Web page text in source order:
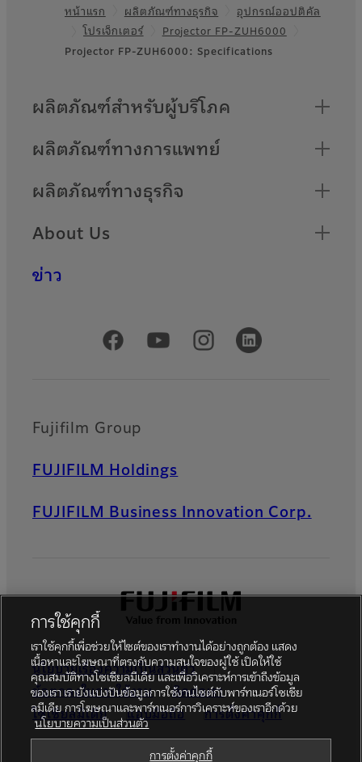
หน้าแรก ผลิตภัณฑ์ทางธุรกิจ
อุปกรณ์ออปติคัล
โปรเจ็กเตอร์
Projector FP-ZUH6000
Projector FP-ZUH6000: Specifications
Quick Links
ผลิตภัณฑ์สำหรับผู้บริโภค
ผลิตภัณฑ์ทางการแพทย์
ผลิตภัณฑ์ทางธุรกิจ
About Us
ข่าว
Official Social Media Accounts
Fujifilm Group
FUJIFILM Holdings
FUJIFILM Business Innovation Corp.
นโยบายเรื่องความเป็นส่วนตัว
ข้อตกลงในการใช้งาน
ติดต่อเรา
โซเชียลมีเดีย
แอปมือถือ
การตั้งค่าคุกกี้
การใช้คุกกี้
เราใช้คุกกี้เพื่อช่วยให้ไซต์ของเราทำงานได้อย่างถูกต้อง แสดง
เนื้อหาและโฆษณาที่ตรงกับความสนใจของผู้ใช้ เปิดให้ใช้
คุณสมบัติทางโซเชียลมีเดีย และเพื่อวิเคราะห์การเข้าถึงข้อมูล
ของเรา เรายังแบ่งปันข้อมูลการใช้งานไซต์กับพาร์ทเนอร์โซเชีย
ลมีเดีย การโฆษณาและพาร์ทเนอร์การวิเคราะห์ของเราอีกด้วย
นโยบายความเป็นส่วนตัว
การตั้งค่าคุกกี้